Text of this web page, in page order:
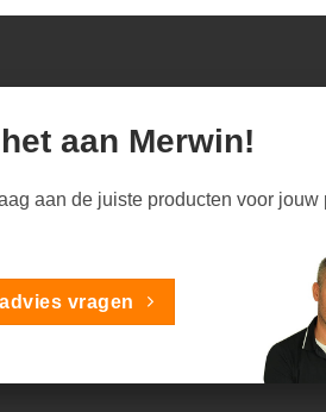
aan Merwin!
aan de juiste producten voor jouw
vragen